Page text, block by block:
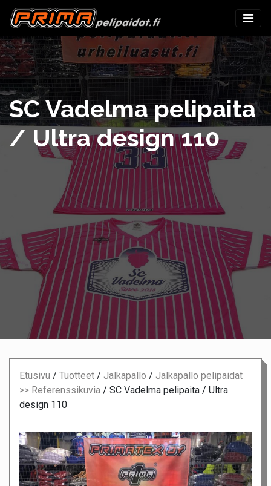
SC Vadelma pelipaita
/ Ultra design 110
Etusivu / Tuotteet / Jalkapallo / Jalkapallo pelipaidat
>> Referenssikuvia / SC Vadelma pelipaita / Ultra
design 110